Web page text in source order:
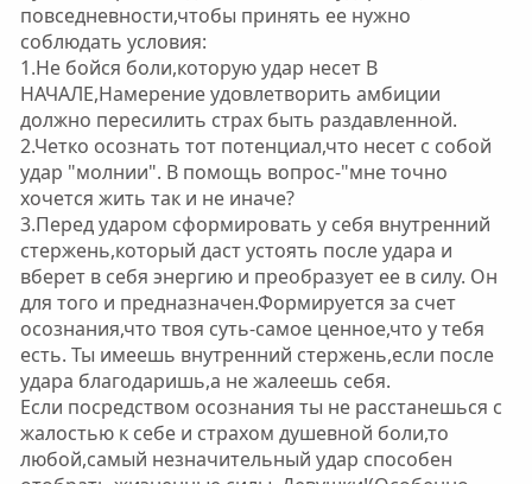
повседневности,чтобы принять ее нужно
соблюдать условия:
1.Не бойся боли,которую удар несет В
НАЧАЛЕ,Намерение удовлетворить амбиции
должно пересилить страх быть раздавленной.
2.Четко осознать тот потенциал,что несет с собой
удар "молнии". В помощь вопрос-"мне точно
хочется жить так и не иначе?
3.Перед ударом сформировать у себя внутренний
стержень,который даст устоять после удара и
вберет в себя энергию и преобразует ее в силу. Он
для того и предназначен.Формируется за счет
осознания,что твоя суть-самое ценное,что у тебя
есть. Ты имеешь внутренний стержень,если после
удара благодаришь,а не жалеешь себя.
Если посредством осознания ты не расстанешься с
жалостью к себе и страхом душевной боли,то
любой,самый незначительный удар способен